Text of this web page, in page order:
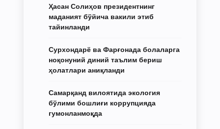
Ҳасан Солиҳов президентнинг
маданият бўйича вакили этиб
тайинланди
Сурхондарё ва Фарғонада болаларга
ноқонуний диний таълим бериш
ҳолатлари аниқланди
Самарқанд вилоятида экология
бўлими бошлиғи коррупцияда
гумонланмоқда